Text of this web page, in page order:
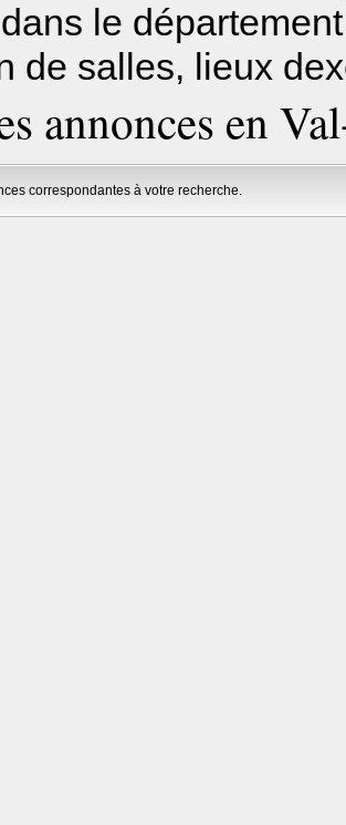
le
de salles, lieux
annonces en
correspondantes à votre recherche.